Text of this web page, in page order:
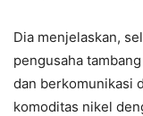
Dia menjelaskan,
pengusaha
dan berkomunikasi
komoditas nikel